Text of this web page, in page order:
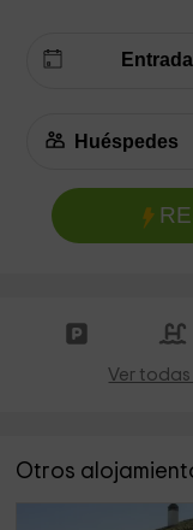
Ver
Otros